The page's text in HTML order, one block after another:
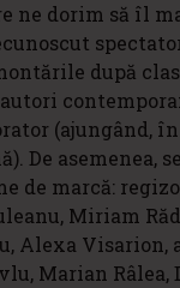
ne dorim să îl
după
(ajungând,
De asemenea,
de marcă:
Miriam
Alexa Visarion,
Marian Râlea,